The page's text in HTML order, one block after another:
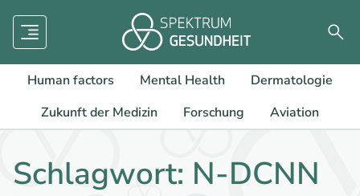
Menü
Human factors Mental Health
Dermatologie
Zukunft der Medizin
Forschung Aviation
Schlagwort: N-DCNN